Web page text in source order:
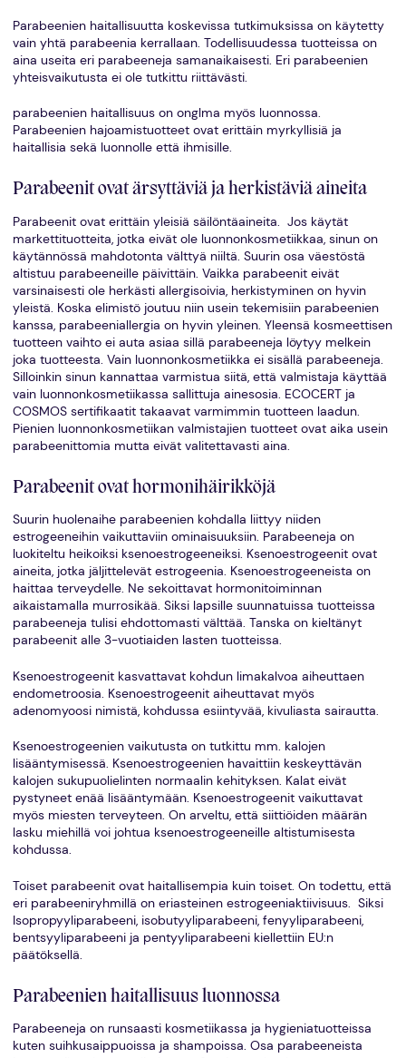
Parabeenien haitallisuutta koskevissa tutkimuksissa on käytetty
vain yhtä parabeenia kerrallaan. Todellisuudessa tuotteissa on
aina useita eri parabeeneja samanaikaisesti. Eri parabeenien
yhteisvaikutusta ei ole tutkittu riittävästi.
parabeenien haitallisuus on onglma myös luonnossa.
Parabeenien hajoamistuotteet ovat erittäin myrkyllisiä ja
haitallisia sekä luonnolle että ihmisille.
Parabeenit ovat ärsyttäviä ja herkistäviä aineita
Parabeenit ovat erittäin yleisiä säilöntäaineita. Jos käytät
markettituotteita, jotka eivät ole luonnonkosmetiikkaa, sinun on
käytännössä mahdotonta välttyä niiltä. Suurin osa väestöstä
altistuu parabeeneille päivittäin. Vaikka parabeenit eivät
varsinaisesti ole herkästi allergisoivia, herkistyminen on hyvin
yleistä. Koska elimistö joutuu niin usein tekemisiin parabeenien
kanssa, parabeeniallergia on hyvin yleinen. Yleensä kosmeettisen
tuotteen vaihto ei auta asiaa sillä parabeeneja löytyy melkein
joka tuotteesta. Vain luonnonkosmetiikka ei sisällä parabeeneja.
Silloinkin sinun kannattaa varmistua siitä, että valmistaja käyttää
vain luonnonkosmetiikassa sallittuja ainesosia. ECOCERT ja
COSMOS sertifikaatit takaavat varmimmin tuotteen laadun.
Pienien luonnonkosmetiikan valmistajien tuotteet ovat aika usein
parabeenittomia mutta eivät valitettavasti aina.
Parabeenit ovat hormonihäirikköjä
Suurin huolenaihe parabeenien kohdalla liittyy niiden
estrogeeneihin vaikuttaviin ominaisuuksiin. Parabeeneja on
luokiteltu heikoiksi ksenoestrogeeneiksi. Ksenoestrogeenit ovat
aineita, jotka jäljittelevät estrogeenia. Ksenoestrogeeneista on
haittaa terveydelle. Ne sekoittavat hormonitoiminnan
aikaistamalla murrosikää. Siksi lapsille suunnatuissa tuotteissa
parabeeneja tulisi ehdottomasti välttää. Tanska on kieltänyt
parabeenit alle 3-vuotiaiden lasten tuotteissa.
Ksenoestrogeenit kasvattavat kohdun limakalvoa aiheuttaen
endometroosia. Ksenoestrogeenit aiheuttavat myös
adenomyoosi nimistä, kohdussa esiintyvää, kivuliasta sairautta.
Ksenoestrogeenien vaikutusta on tutkittu mm. kalojen
lisääntymisessä. Ksenoestrogeenien havaittiin keskeyttävän
kalojen sukupuolielinten normaalin kehityksen. Kalat eivät
pystyneet enää lisääntymään. Ksenoestrogeenit vaikuttavat
myös miesten terveyteen. On arveltu, että siittiöiden määrän
lasku miehillä voi johtua ksenoestrogeeneille altistumisesta
kohdussa.
Toiset parabeenit ovat haitallisempia kuin toiset. On todettu, että
eri parabeeniryhmillä on eriasteinen estrogeeniaktiivisuus. Siksi
Isopropyyliparabeeni, isobutyyliparabeeni, fenyyliparabeeni,
bentsyyliparabeeni ja pentyyliparabeeni kiellettiin EU:n
päätöksellä.
Parabeenien haitallisuus luonnossa
Parabeeneja on runsaasti kosmetiikassa ja hygieniatuotteissa
kuten suihkusaippuoissa ja shampoissa. Osa parabeeneista